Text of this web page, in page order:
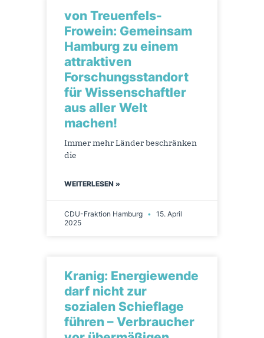
von Treuenfels-
Frowein: Gemeinsam
Hamburg zu einem
attraktiven
Forschungsstandort
für Wissenschaftler
aus aller Welt
machen!
Immer mehr Länder beschränken
die
WEITERLESEN »
CDU-Fraktion Hamburg
15. April
2025
Kranig: Energiewende
darf nicht zur
sozialen Schieflage
führen – Verbraucher